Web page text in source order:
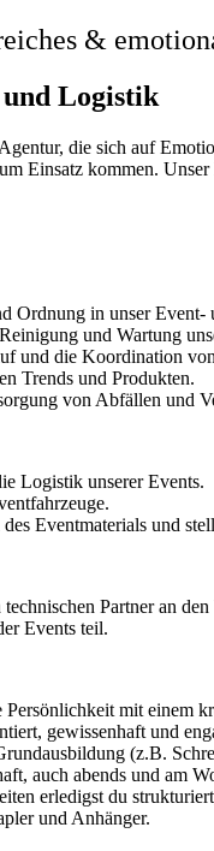
&
Logistik
die sich auf
Einsatz kommen.
Ordnung in unser Event-
und Wartung
und die Koordination
Trends und Produkten.
von Abfällen und
Logistik unserer Events.
Eventmaterials und
Partner an
Events teil.
mit einem
gewissenhaft und
(z.B.
auch abends und am
erledigst du
und Anhänger.